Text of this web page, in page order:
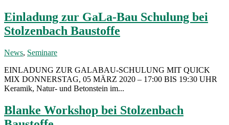
Einladung zur GaLa-Bau Schulung bei
Stolzenbach Baustoffe
News, Seminare
EINLADUNG ZUR GALABAU-SCHULUNG MIT QUICK
MIX DONNERSTAG, 05 MÄRZ 2020 – 17:00 BIS 19:30 UHR
Keramik, Natur- und Betonstein im...
Blanke Workshop bei Stolzenbach